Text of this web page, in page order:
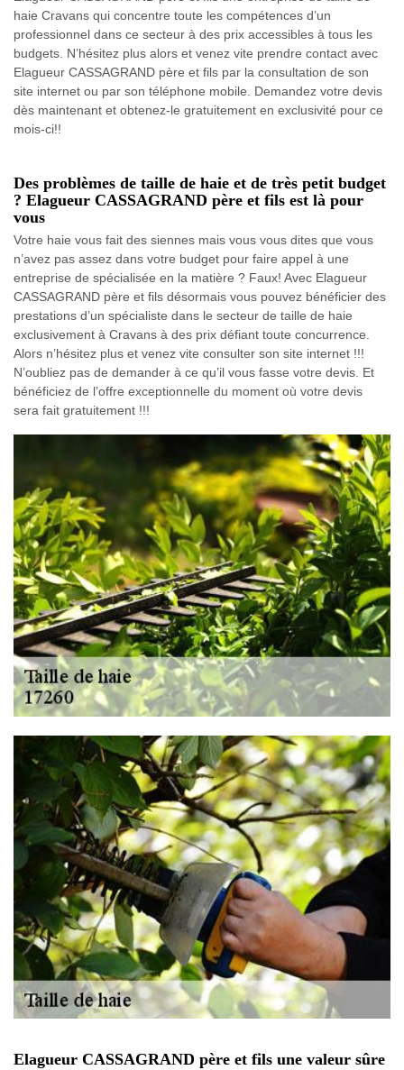
haie Cravans qui concentre toute les compétences d’un
professionnel dans ce secteur à des prix accessibles à tous les
budgets. N’hésitez plus alors et venez vite prendre contact avec
Elagueur CASSAGRAND père et fils par la consultation de son
site internet ou par son téléphone mobile. Demandez votre devis
dès maintenant et obtenez-le gratuitement en exclusivité pour ce
mois-ci!!
Des problèmes de taille de haie et de très petit budget
? Elagueur CASSAGRAND père et fils est là pour
vous
Votre haie vous fait des siennes mais vous vous dites que vous
n’avez pas assez dans votre budget pour faire appel à une
entreprise de spécialisée en la matière ? Faux! Avec Elagueur
CASSAGRAND père et fils désormais vous pouvez bénéficier des
prestations d’un spécialiste dans le secteur de taille de haie
exclusivement à Cravans à des prix défiant toute concurrence.
Alors n’hésitez plus et venez vite consulter son site internet !!!
N’oubliez pas de demander à ce qu’il vous fasse votre devis. Et
bénéficiez de l’offre exceptionnelle du moment où votre devis
sera fait gratuitement !!!
Elagueur CASSAGRAND père et fils une valeur sûre